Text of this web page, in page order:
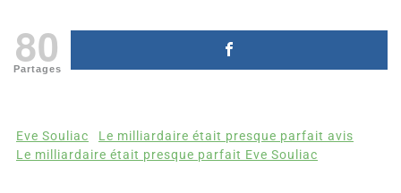
80
Partages
Eve Souliac
Le milliardaire était presque parfait avis
Le milliardaire était presque parfait Eve Souliac